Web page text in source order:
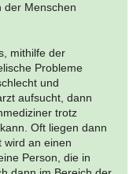
der Menschen
mithilfe der
Probleme
und
aufsucht, dann
trotz
Oft liegen dann
wird an einen
Person, die in